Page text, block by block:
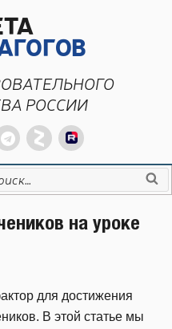
РОССИИ
на уроке
для достижения
В этой статье мы